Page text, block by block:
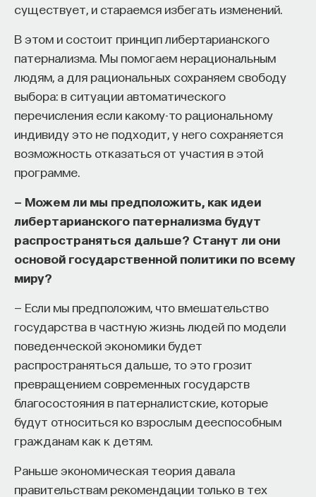
существует, и стараемся избегать изменений.
В этом и состоит принцип либертарианского
патернализма. Мы помогаем нерациональным
людям, а для рациональных сохраняем свободу
выбора: в ситуации автоматического
перечисления если какому-то рациональному
индивиду это не подходит, у него сохраняется
возможность отказаться от участия в этой
программе.
— Можем ли мы предположить, как идеи
либертарианского патернализма будут
распространяться дальше? Станут ли они
основой государственной политики по всему
миру?
— Если мы предположим, что вмешательство
государства в частную жизнь людей по модели
поведенческой экономики будет
распространяться дальше, то это грозит
превращением современных государств
благосостояния в патерналистские, которые
будут относиться ко взрослым дееспособным
гражданам как к детям.
Раньше экономическая теория давала
правительствам рекомендации только в тех